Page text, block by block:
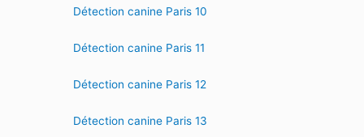
Détection canine Paris 10
Détection canine Paris 11
Détection canine Paris 12
Détection canine Paris 13